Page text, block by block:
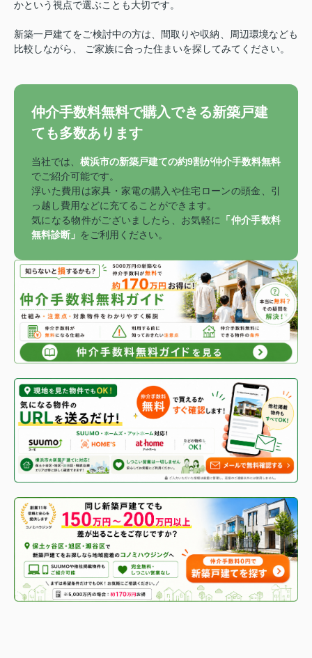
かという視点で選ぶことも大切です。
新築一戸建てをご検討中の方は、間取りや収納、周辺環境なども
比較しながら、 ご家族に合った住まいを探してみてください。
仲介手数料無料で購入できる新築戸建
ても多数あります
当社では、 横浜市の新築戸建ての約9割が仲介手数料無料
でご紹介可能です。
浮いた費用は家具・家電の購入や住宅ローンの頭金、引
っ越し費用などに充てることができます。
気になる物件がございましたら、お気軽に
「仲介手数料
無料診断」 をご利用ください。